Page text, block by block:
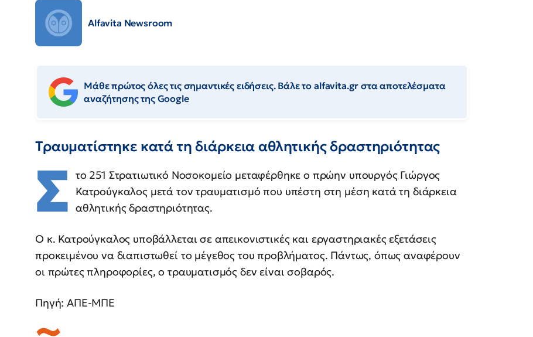
Alfavita Newsroom
Μάθε πρώτος όλες τις σημαντικές ειδήσεις. Βάλε το alfavita.gr στα αποτελέσματα
αναζήτησης της Google
Τραυματίστηκε κατά τη διάρκεια αθλητικής δραστηριότητας
Σ το 251 Στρατιωτικό Νοσοκομείο μεταφέρθηκε ο πρώην υπουργός Γιώργος
Κατρούγκαλος μετά τον τραυματισμό που υπέστη στη μέση κατά τη διάρκεια
αθλητικής δραστηριότητας.
Ο κ. Κατρούγκαλος υποβάλλεται σε απεικονιστικές και εργαστηριακές εξετάσεις
προκειμένου να διαπιστωθεί το μέγεθος του προβλήματος. Πάντως, όπως αναφέρουν
οι πρώτες πληροφορίες, ο τραυματισμός δεν είναι σοβαρός.
Πηγή: ΑΠΕ-ΜΠΕ